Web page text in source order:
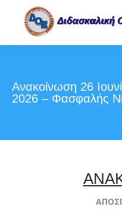
Ανακοίνωση 26
2026 – Φασφαλής